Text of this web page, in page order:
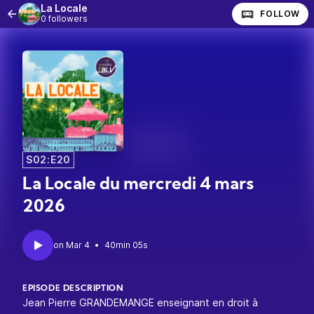
La Locale
0 followers FOLLOW
S02:E20
La Locale du mercredi 4 mars
2026
• 40min 05s
EPISODE DESCRIPTION
Jean Pierre GRANDEMANGE enseignant en droit à